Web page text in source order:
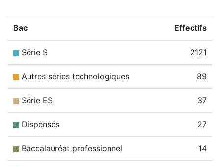
Bac Effectifs
Série S 2121
Autres séries technologiques 89
Série ES 37
Dispensés 27
Baccalauréat professionnel 14